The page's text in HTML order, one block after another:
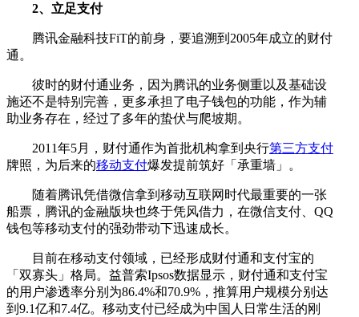
2、立足支付
腾讯金融科技FiT的前身，要追溯到2005年成立的财付
通。
彼时的财付通业务，因为腾讯的业务侧重以及基础设
施还不是特别完善，更多承担了电子钱包的功能，作为辅
助业务存在，经过了多年的蛰伏与爬坡期。
2011年5月，财付通作为首批机构拿到央行第三方支付
牌照，为后来的移动支付爆发提前筑好「承重墙」。
随着腾讯凭借微信拿到移动互联网时代最重要的一张
船票，腾讯的金融版块也终于凭风借力，在微信支付、QQ
钱包等移动支付的强劲带动下迅速成长。
目前在移动支付领域，已经形成财付通和支付宝的
「双寡头」格局。益普索Ipsos数据显示，财付通和支付宝
的用户渗透率分别为86.4%和70.9%，推算用户规模分别达
到9.1亿和7.4亿。移动支付已经成为中国人日常生活的刚